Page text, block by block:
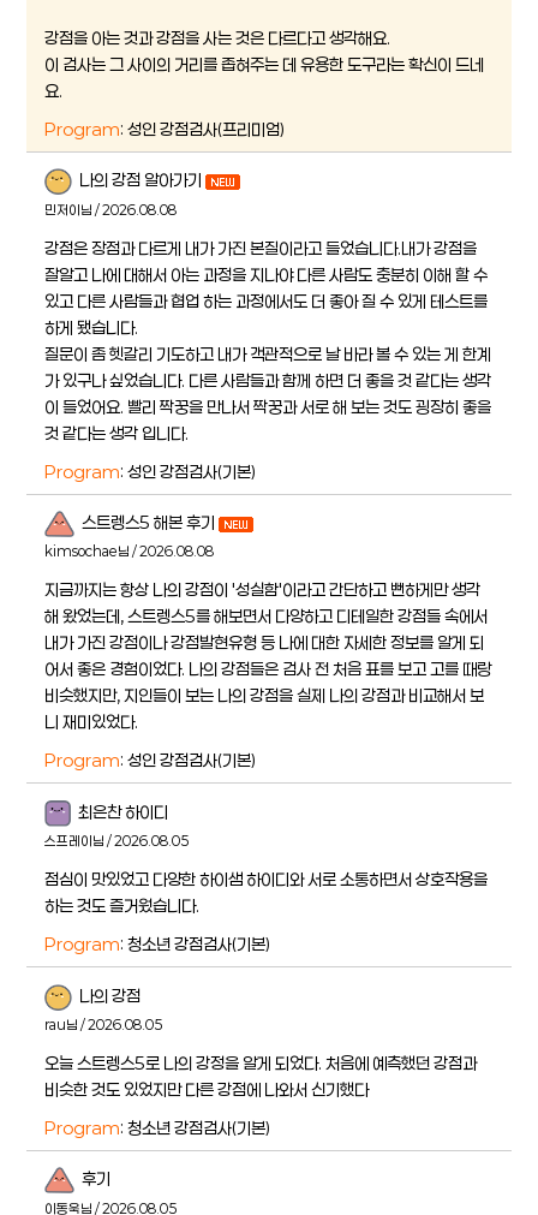
강점을 아는 것과 강점을 사는 것은 다르다고 생각해요.
이 검사는 그 사이의 거리를 좁혀주는 데 유용한 도구라는 확신이 드네
요.
Program: 성인 강점검사(프리미엄)
나의 강점 알아가기
민저이님 / 2026.08.08
강점은 장점과 다르게 내가 가진 본질이라고 들었습니다.내가 강점을
잘알고 나에 대해서 아는 과정을 지나야 다른 사람도 충분히 이해 할 수
있고 다른 사람들과 협업 하는 과정에서도 더 좋아 질 수 있게 테스트를
하게 됐습니다.
질문이 좀 헷갈리 기도하고 내가 객관적으로 날 바라 볼 수 있는 게 한계
가 있구나 싶었습니다. 다른 사람들과 함께 하면 더 좋을 것 같다는 생각
이 들었어요. 빨리 짝꿍을 만나서 짝꿍과 서로 해 보는 것도 굉장히 좋을
것 같다는 생각 입니다.
Program: 성인 강점검사(기본)
스트렝스5 해본 후기
kimsochae님 / 2026.08.08
지금까지는 항상 나의 강점이 '성실함'이라고 간단하고 뻔하게만 생각
해 왔었는데, 스트렝스5를 해보면서 다양하고 디테일한 강점들 속에서
내가 가진 강점이나 강점발현유형 등 나에 대한 자세한 정보를 알게 되
어서 좋은 경험이었다. 나의 강점들은 검사 전 처음 표를 보고 고를 때랑
비슷했지만, 지인들이 보는 나의 강점을 실제 나의 강점과 비교해서 보
니 재미있었다.
Program: 성인 강점검사(기본)
최은찬 하이디
스프레이님 / 2026.08.05
점심이 맛있었고 다양한 하이샘 하이디와 서로 소통하면서 상호작용을
하는 것도 즐거웠습니다.
Program: 청소년 강점검사(기본)
나의 강점
rau님 / 2026.08.05
오늘 스트렝스5로 나의 강정을 알게 되었다. 처음에 예측했던 강점과
비슷한 것도 있었지만 다른 강점에 나와서 신기했다
Program: 청소년 강점검사(기본)
후기
이동욱님 / 2026.08.05